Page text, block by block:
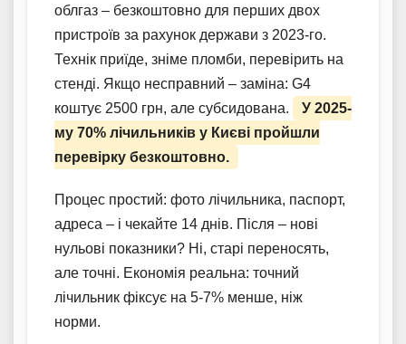
облгаз – безкоштовно для перших двох
пристроїв за рахунок держави з 2023-го.
Технік приїде, зніме пломби, перевірить на
стенді. Якщо несправний – заміна: G4
коштує 2500 грн, але субсидована.
У 2025-
му 70% лічильників у Києві пройшли
перевірку безкоштовно.
Процес простий: фото лічильника, паспорт,
адреса – і чекайте 14 днів. Після – нові
нульові показники? Ні, старі переносять,
але точні. Економія реальна: точний
лічильник фіксує на 5-7% менше, ніж
норми.